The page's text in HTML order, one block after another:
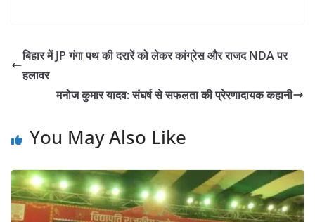
बिहार में JP गंगा पथ की दरारें को लेकर कांग्रेस और राजद NDA पर
हलावर
मनोज कुमार यादव: संघर्ष से सफलता की प्रेरणादायक कहानी
You May Also Like